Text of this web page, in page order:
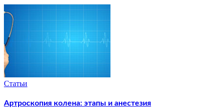
Статьи
Артроскопия колена: этапы и анестезия